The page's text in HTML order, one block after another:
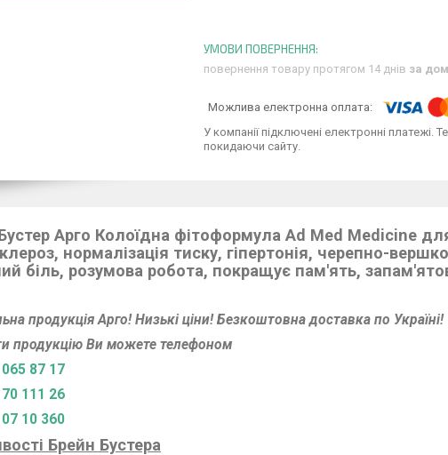
повернення товару протягом 14 днів за
У компанії підключені електронні
покидаючи сайту.
Арго Колоїдна фітоформула Ad Med Medicine
нормалізація тиску, гіпертонія, черепно-
біль, розумова робота, покращує пам'ять,
продукція Арго! Низькі ціни! Безкоштовна доставка по Україні!
продукцію Ви можете телефоном
87 17
111 26
10 360
Брейн Бустера